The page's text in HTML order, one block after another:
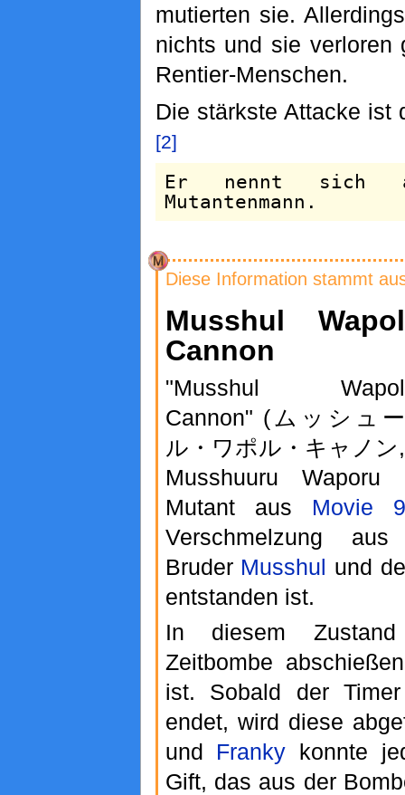
mutierten sie.
nichts und sie verloren
Rentier-Menschen.
Die stärkste Attacke ist
[2]
Er nennt sich
Mutantenmann.
Diese Information stammt
Musshul Wapol
Cannon
"Musshul Wapol
Cannon" (ムッシュー
ル・ワポル・キャノン,
Musshuuru
Mutant aus Movie
Verschmelzung
Bruder Musshul und
entstanden ist.
In diesem
Zeitbombe
ist. Sobald der
endet, wird diese
und Franky konnte
Gift, das aus der